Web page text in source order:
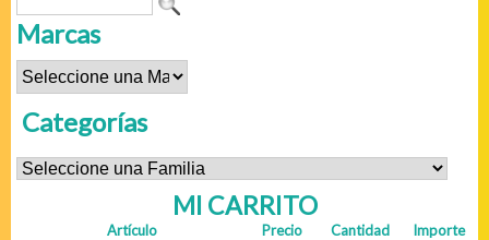
Marcas
Categorías
MI CARRITO
Artículo Precio Cantidad Importe